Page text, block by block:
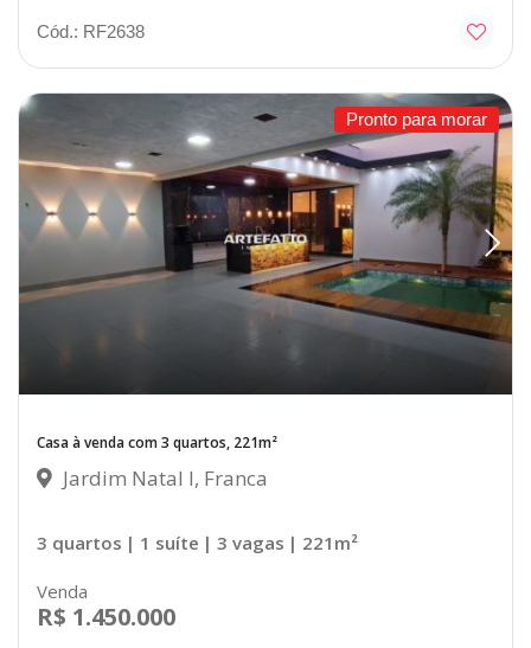
Cód.: RF2638
Pronto para morar
Casa à venda com 3 quartos, 221m²
Jardim Natal I, Franca
3 quartos | 1 suíte | 3 vagas | 221m²
Venda
R$ 1.450.000